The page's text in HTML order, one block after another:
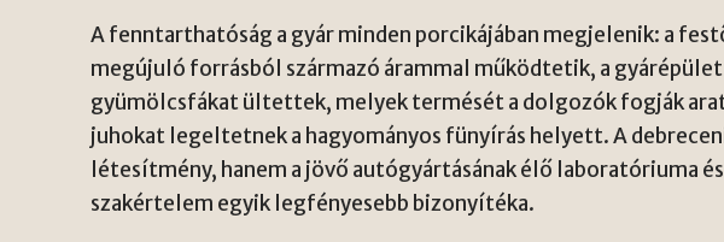
A fenntarthatóság a gyár minden porcikájában megjelenik: a
megújuló forrásból származó árammal működtetik, a
gyümölcsfákat ültettek, melyek termését a dolgozók fogják
juhokat legeltetnek a hagyományos fünyírás helyett. A
létesítmény, hanem a jövő autógyártásának élő laboratóriuma
szakértelem egyik legfényesebb bizonyítéka.